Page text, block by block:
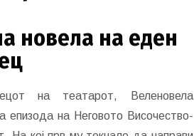
новела на еден
на театарот, Веленовела
епизода на Неговото Височество-